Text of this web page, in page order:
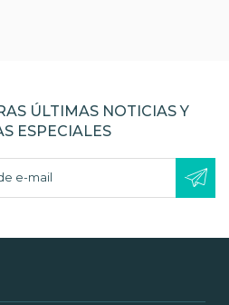
ÚLTIMAS NOTICIAS Y
ESPECIALES